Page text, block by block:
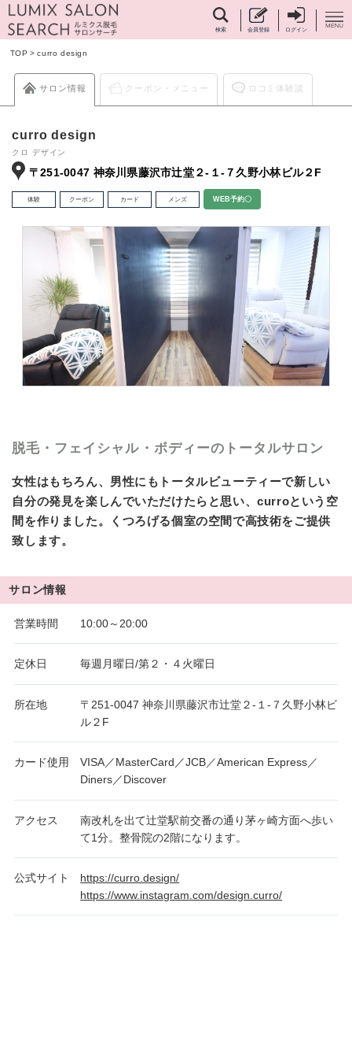
検索 会員登録 ログイン
TOP >curro design
サロン情報 クーポン・メニュー ロコミ体験談
curro design
クロ デザイン
〒251-0047 神奈川県藤沢市辻堂２-１-７久野小林ビル２F
体験 クーポン カード メンズ WEB予約〇
脱毛・フェイシャル・ボディーのトータルサロン
女性はもちろん、男性にもトータルビューティーで新しい
自分の発見を楽しんでいただけたらと思い、curroという空
間を作りました。くつろげる個室の空間で高技術をご提供
致します。
サロン情報
営業時間 10:00～20:00
定休日 毎週月曜日/第２・４火曜日
所在地
〒251-0047 神奈川県藤沢市辻堂２-１-７久野小林ビ
ル２F
カード使用
VISA／MasterCard／JCB／American Express／
Diners／Discover
アクセス
南改札を出て辻堂駅前交番の通り茅ヶ崎方面へ歩い
て1分。整骨院の2階になります。
公式サイト
https://curro.design/
https://www.instagram.com/design.curro/